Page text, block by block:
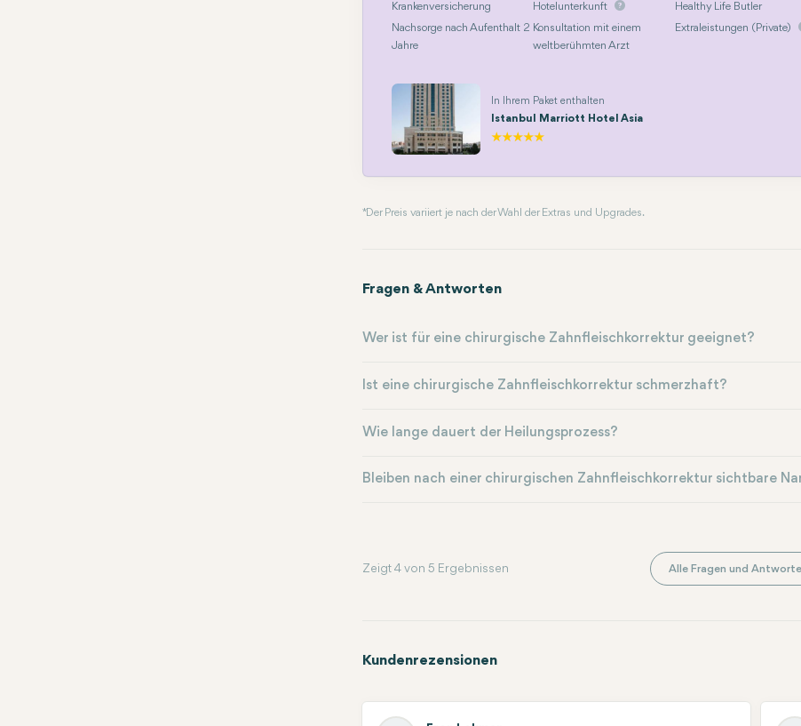
Krankenversicherung Hotelunterkunft
Healthy Life Butler
Nachsorge nach Aufenthalt 2
Jahre
Konsultation mit einem
weltberühmten Arzt
Extraleistungen (Private)
In Ihrem Paket enthalten
Istanbul Marriott Hotel Asia
* Der Preis variiert je nach der Wahl der Extras und Upgrades.
Fragen & Antworten
Wer ist für eine chirurgische Zahnfleischkorrektur geeignet?
Ist eine chirurgische Zahnfleischkorrektur schmerzhaft?
Wie lange dauert der Heilungsprozess?
Bleiben nach einer chirurgischen Zahnfleischkorrektur sichtbare
Zeigt 4 von 5 Ergebnissen Alle Fragen und
Kundenrezensionen